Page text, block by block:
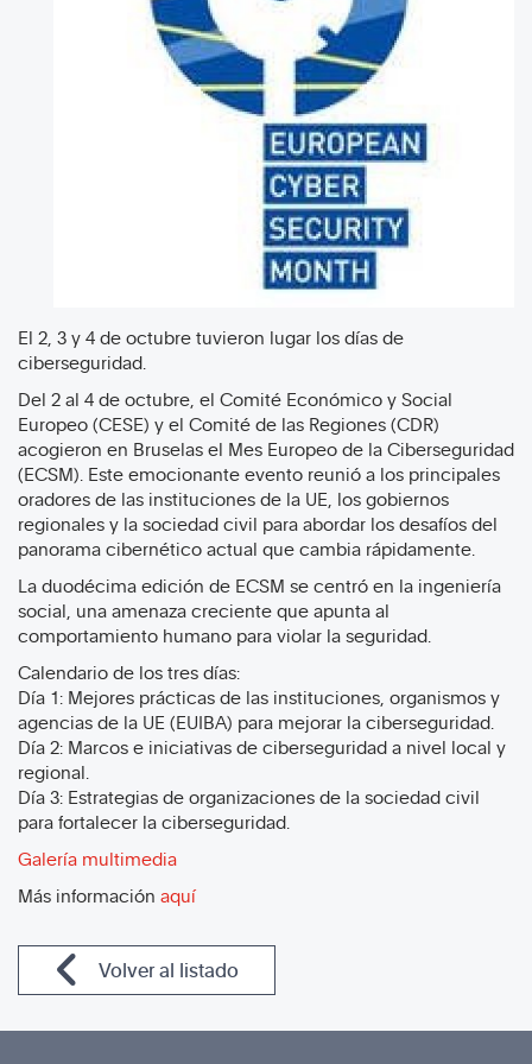
El 2, 3 y 4 de octubre tuvieron lugar los días de
ciberseguridad.
Del 2 al 4 de octubre, el Comité Económico y Social
Europeo (CESE) y el Comité de las Regiones (CDR)
acogieron en Bruselas el Mes Europeo de la Ciberseguridad
(ECSM). Este emocionante evento reunió a los principales
oradores de las instituciones de la UE, los gobiernos
regionales y la sociedad civil para abordar los desafíos del
panorama cibernético actual que cambia rápidamente. ​
La duodécima edición de ECSM se centró en la ingeniería
social, una amenaza creciente que apunta al
comportamiento humano para violar la seguridad.
Calendario de los tres días: ​​​
Día 1: Mejores prácticas de las instituciones, organismos y
agencias de la UE (EUIBA) para mejorar la ciberseguridad. ​​​
Día 2: Marcos e iniciativas de ciberseguridad a nivel local y
regional.
Día 3: Estrategias de organizaciones de la sociedad civil
para fortalecer la ciberseguridad.
Galería multimedia
Más información aquí
Volver al listado